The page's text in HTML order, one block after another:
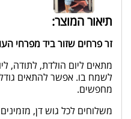
תיאור המוצר:
זר פרחים שזור ביד מפרחי
מתאים ליום הולדת, לתודה,
לשמח בו. אפשר להתאים
מחפשים.
משלוחים לכל גוש דן,